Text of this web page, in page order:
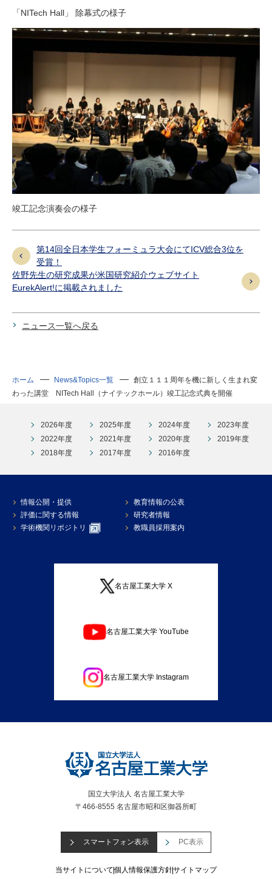
「NITech Hall」 除幕式の様子
竣工記念演奏会の様子
第14回全日本学生フォーミュラ大会にてICV総合3位を
受賞！
佐野先生の研究成果が米国研究紹介ウェブサイト
EurekAlert!に掲載されました
ニュース一覧へ戻る
ホーム News&Topics一覧
創立１１１周年を機に新しく生まれ変
わった講堂 NITech Hall（ナイテックホール）竣工記念式典を開催
2026年度 2025年度 2024年度
2023年度
2022年度
2021年度 2020年度
2019年度
2018年度
2017年度 2016年度
情報公開・提供
教育情報の公表
評価に関する情報
研究者情報
学術機関リポジトリ
教職員採用案内
名古屋工業大学 X
名古屋工業大学 YouTube
名古屋工業大学 Instagram
国立大学法人 名古屋工業大学
〒466-8555 名古屋市昭和区御器所町
スマートフォン表示 PC表示
当サイトについて個人情報保護方針サイトマップ